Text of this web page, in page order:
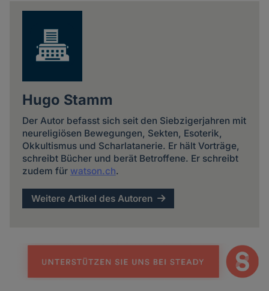
Hugo Stamm
Der Autor befasst sich seit den Siebzigerjahren mit
neureligiösen Bewegungen, Sekten, Esoterik,
Okkultismus und Scharlatanerie. Er hält Vorträge,
schreibt Bücher und berät Betroffene. Er schreibt
zudem für watson.ch.
Weitere Artikel des Autoren